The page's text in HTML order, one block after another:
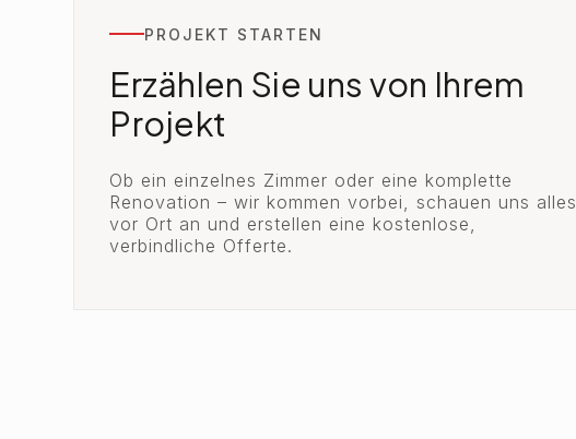
PROJEKT STARTEN
Erzählen Sie uns von Ihrem
Projekt
Ob ein einzelnes Zimmer oder eine komplette
Renovation – wir kommen vorbei, schauen uns alles
vor Ort an und erstellen eine kostenlose,
verbindliche Offerte.